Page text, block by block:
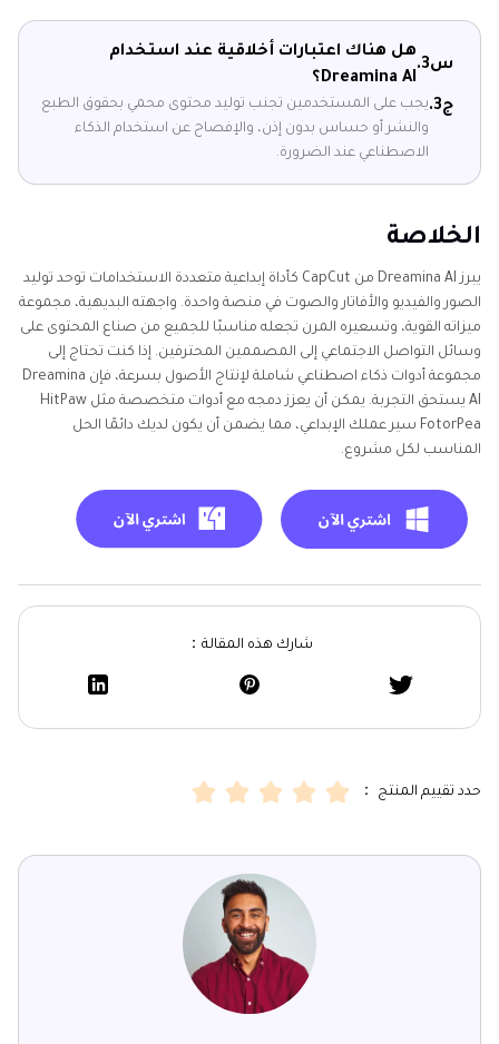
س3.
هل هناك اعتبارات أخلاقية عند استخدام
Dreamina AI؟
ج3.
يجب على المستخدمين تجنب توليد محتوى محمي بحقوق الطبع
والنشر أو حساس بدون إذن، والإفصاح عن استخدام الذكاء
الاصطناعي عند الضرورة.
الخلاصة
يبرز Dreamina AI من CapCut كأداة إبداعية متعددة الاستخدامات توحد توليد
الصور والفيديو والأفاتار والصوت في منصة واحدة. واجهته البديهية، مجموعة
ميزاته القوية، وتسعيره المرن تجعله مناسبًا للجميع من صناع المحتوى على
وسائل التواصل الاجتماعي إلى المصممين المحترفين. إذا كنت تحتاج إلى
مجموعة أدوات ذكاء اصطناعي شاملة لإنتاج الأصول بسرعة، فإن Dreamina
AI يستحق التجربة. يمكن أن يعزز دمجه مع أدوات متخصصة مثل HitPaw
FotorPea سير عملك الإبداعي، مما يضمن أن يكون لديك دائمًا الحل
المناسب لكل مشروع.
شارك هذه المقالة：
حدد تقييم المنتج ：